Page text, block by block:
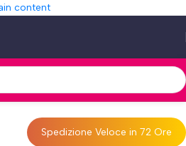
content
Spedizione Veloce in 72 Ore